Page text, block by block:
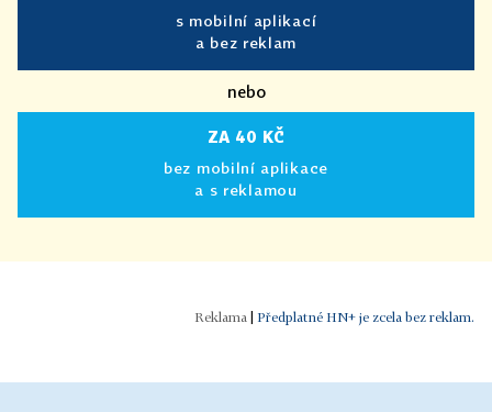
s mobilní aplikací
a bez reklam
nebo
ZA 40 KČ
bez mobilní aplikace
a s reklamou
| Předplatné HN+ je zcela bez reklam.